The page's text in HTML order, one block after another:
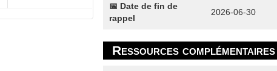
📅 Date de fin de
rappel
2026-06-30
Ressources complémentaires